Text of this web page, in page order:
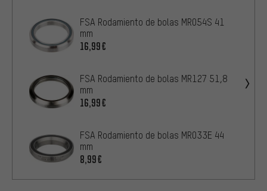
FSA Rodamiento de bolas MR054S 41
mm
16,99€
FSA Rodamiento de bolas MR127 51,8
mm
16,99€
FSA Rodamiento de bolas MR033E 44
mm
8,99€